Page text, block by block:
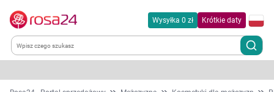
Wysyłka 0 zł Krótkie daty
Kategorie